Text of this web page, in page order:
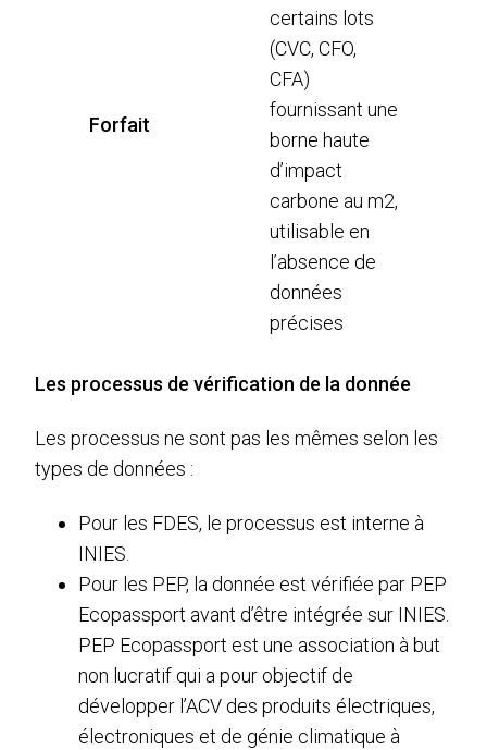
Forfait
certains lots
(CVC, CFO,
CFA)
fournissant une
borne haute
d’impact
carbone au m2,
utilisable en
l’absence de
données
précises
Les processus de vérification de la donnée
Les processus ne sont pas les mêmes selon les
types de données :
Pour les FDES, le processus est interne à
INIES.
Pour les PEP, la donnée est vérifiée par PEP
Ecopassport avant d’être intégrée sur INIES.
PEP Ecopassport est une association à but
non lucratif qui a pour objectif de
développer l’ACV des produits électriques,
électroniques et de génie climatique à